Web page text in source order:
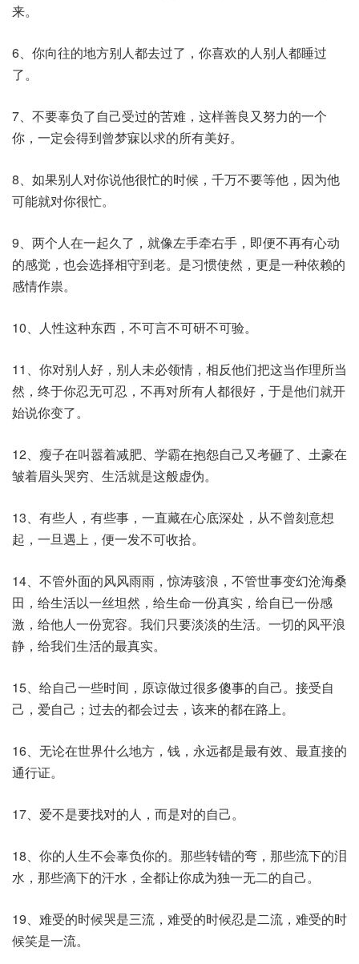
来。
6、你向往的地方别人都去过了，你喜欢的人别人都睡过
了。
7、不要辜负了自己受过的苦难，这样善良又努力的一个
你，一定会得到曾梦寐以求的所有美好。
8、如果别人对你说他很忙的时候，千万不要等他，因为他
可能就对你很忙。
9、两个人在一起久了，就像左手牵右手，即便不再有心动
的感觉，也会选择相守到老。是习惯使然，更是一种依赖的
感情作祟。
10、人性这种东西，不可言不可研不可验。
11、你对别人好，别人未必领情，相反他们把这当作理所当
然，终于你忍无可忍，不再对所有人都很好，于是他们就开
始说你变了。
12、瘦子在叫嚣着减肥、学霸在抱怨自己又考砸了、土豪在
皱着眉头哭穷、生活就是这般虚伪。
13、有些人，有些事，一直藏在心底深处，从不曾刻意想
起，一旦遇上，便一发不可收拾。
14、不管外面的风风雨雨，惊涛骇浪，不管世事变幻沧海桑
田，给生活以一丝坦然，给生命一份真实，给自已一份感
激，给他人一份宽容。我们只要淡淡的生活。一切的风平浪
静，给我们生活的最真实。
15、给自己一些时间，原谅做过很多傻事的自己。接受自
己，爱自己；过去的都会过去，该来的都在路上。
16、无论在世界什么地方，钱，永远都是最有效、最直接的
通行证。
17、爱不是要找对的人，而是对的自己。
18、你的人生不会辜负你的。那些转错的弯，那些流下的泪
水，那些滴下的汗水，全都让你成为独一无二的自己。
19、难受的时候哭是三流，难受的时候忍是二流，难受的时
候笑是一流。